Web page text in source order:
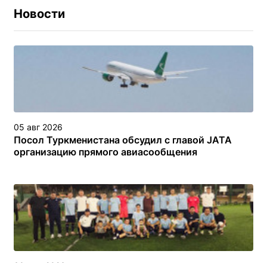
Новости
05 авг 2026
Посол Туркменистана обсудил с главой JATA
организацию прямого авиасообщения